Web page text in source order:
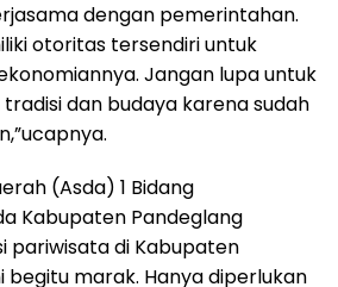
dengan pemerintahan.
otoritas tersendiri untuk
Jangan lupa untuk
dan budaya karena sudah
(Asda) 1 Bidang
Kabupaten Pandeglang
pariwisata di Kabupaten
begitu marak. Hanya diperlukan